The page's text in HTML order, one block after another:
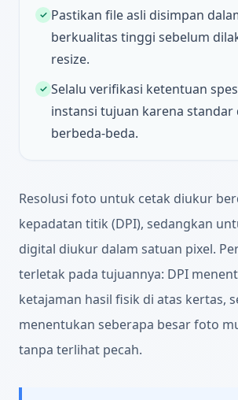
✓ Pastikan file asli disimpan
berkualitas tinggi sebelum
resize.
✓ Selalu verifikasi ketentuan
instansi tujuan karena standar
berbeda-beda.
Resolusi foto untuk cetak diukur
kepadatan titik (DPI), sedangkan
digital diukur dalam satuan pixel.
terletak pada tujuannya: DPI
ketajaman hasil fisik di atas kertas,
menentukan seberapa besar foto
tanpa terlihat pecah.